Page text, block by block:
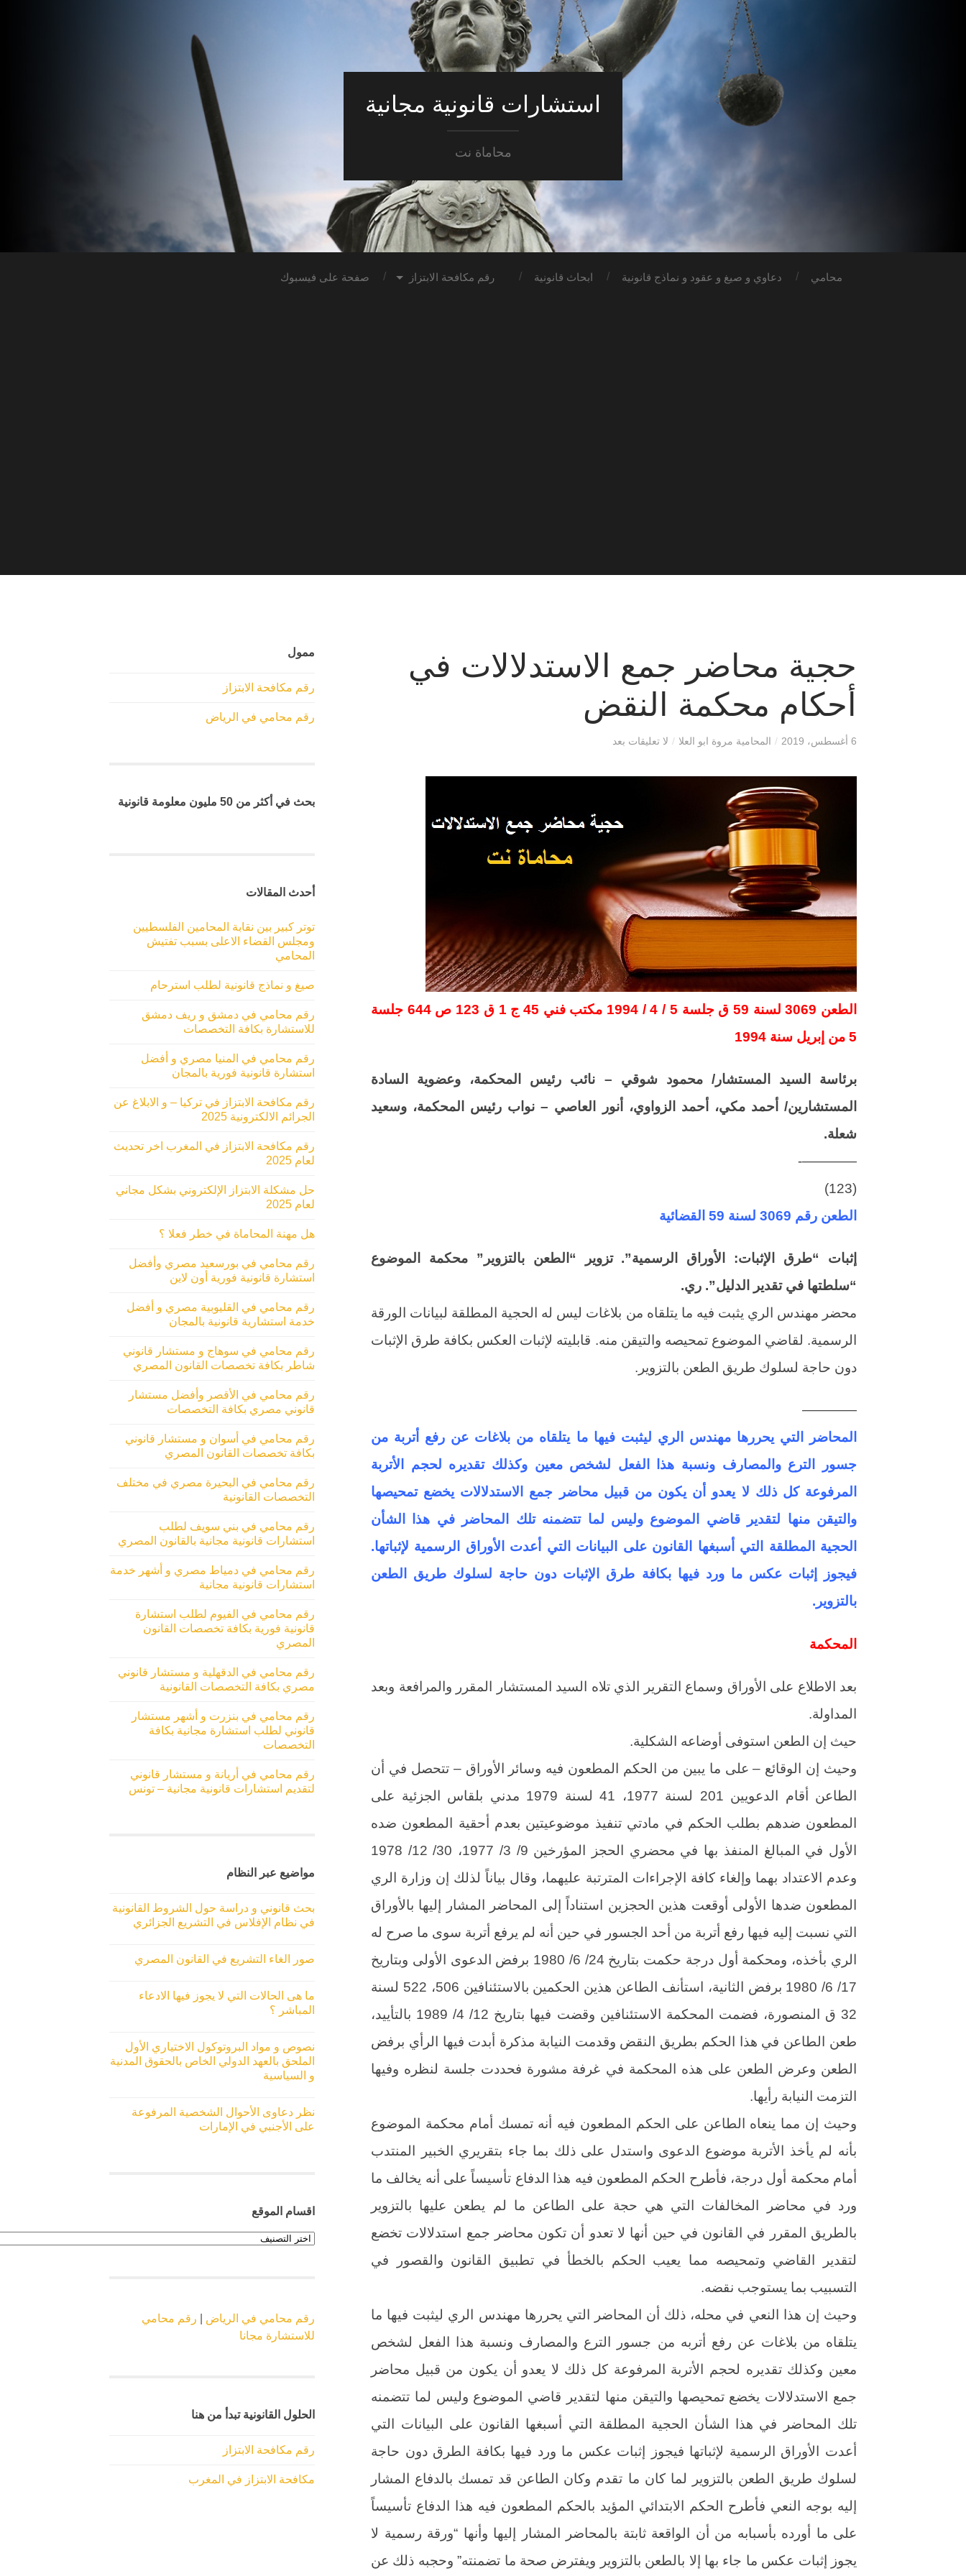
استشارات قانونية مجانية
محاماة نت
محامي دعاوي و صيغ و عقود و نماذج قانونية ابحاث قانونية رقم مكافحة الابتزاز صفحة على فيسبوك
حجية محاضر جمع الاستدلالات في
أحكام محكمة النقض
6 أغسطس، 2019 / المحامية مروة ابو العلا / لا تعليقات بعد
الطعن 3069 لسنة 59 ق جلسة 5 / 4 / 1994 مكتب فني 45 ج 1 ق 123 ص 644 جلسة
5 من إبريل سنة 1994
برئاسة السيد المستشار/ محمود شوقي – نائب رئيس المحكمة، وعضوية السادة
المستشارين/ أحمد مكي، أحمد الزواوي، أنور العاصي – نواب رئيس المحكمة، وسعيد
شعلة.
————-
(123)
الطعن رقم 3069 لسنة 59 القضائية
إثبات “طرق الإثبات: الأوراق الرسمية”. تزوير “الطعن بالتزوير” محكمة الموضوع
“سلطتها في تقدير الدليل”. ري.
محضر مهندس الري يثبت فيه ما يتلقاه من بلاغات ليس له الحجية المطلقة لبيانات الورقة
الرسمية. لقاضي الموضوع تمحيصه والتيقن منه. قابليته لإثبات العكس بكافة طرق الإثبات
دون حاجة لسلوك طريق الطعن بالتزوير.
————
المحاضر التي يحررها مهندس الري ليثبت فيها ما يتلقاه من بلاغات عن رفع أتربة من
جسور الترع والمصارف ونسبة هذا الفعل لشخص معين وكذلك تقديره لحجم الأتربة
المرفوعة كل ذلك لا يعدو أن يكون من قبيل محاضر جمع الاستدلالات يخضع تمحيصها
والتيقن منها لتقدير قاضي الموضوع وليس لما تتضمنه تلك المحاضر في هذا الشأن
الحجية المطلقة التي أسبغها القانون على البيانات التي أعدت الأوراق الرسمية لإثباتها.
فيجوز إثبات عكس ما ورد فيها بكافة طرق الإثبات دون حاجة لسلوك طريق الطعن
بالتزوير.
المحكمة
بعد الاطلاع على الأوراق وسماع التقرير الذي تلاه السيد المستشار المقرر والمرافعة وبعد
المداولة.
حيث إن الطعن استوفى أوضاعه الشكلية.
وحيث إن الوقائع – على ما يبين من الحكم المطعون فيه وسائر الأوراق – تتحصل في أن
الطاعن أقام الدعويين 201 لسنة 1977، 41 لسنة 1979 مدني بلقاس الجزئية على
المطعون ضدهم بطلب الحكم في مادتي تنفيذ موضوعيتين بعدم أحقية المطعون ضده
الأول في المبالغ المنفذ بها في محضري الحجز المؤرخين 9/ 3/ 1977، 30/ 12/ 1978
وعدم الاعتداد بهما وإلغاء كافة الإجراءات المترتبة عليهما، وقال بياناً لذلك إن وزارة الري
المطعون ضدها الأولى أوقعت هذين الحجزين استناداً إلى المحاضر المشار إليها بالأوراق
التي نسبت إليه فيها رفع أتربة من أحد الجسور في حين أنه لم يرفع أتربة سوى ما صرح له
الري بأخذه، ومحكمة أول درجة حكمت بتاريخ 24/ 6/ 1980 برفض الدعوى الأولى وبتاريخ
17/ 6/ 1980 برفض الثانية، استأنف الطاعن هذين الحكمين بالاستئنافين 506، 522 لسنة
32 ق المنصورة، فضمت المحكمة الاستئنافين وقضت فيها بتاريخ 12/ 4/ 1989 بالتأييد،
طعن الطاعن في هذا الحكم بطريق النقض وقدمت النيابة مذكرة أبدت فيها الرأي برفض
الطعن وعرض الطعن على هذه المحكمة في غرفة مشورة فحددت جلسة لنظره وفيها
التزمت النيابة رأيها.
وحيث إن مما ينعاه الطاعن على الحكم المطعون فيه أنه تمسك أمام محكمة الموضوع
بأنه لم يأخذ الأتربة موضوع الدعوى واستدل على ذلك بما جاء بتقريري الخبير المنتدب
أمام محكمة أول درجة، فأطرح الحكم المطعون فيه هذا الدفاع تأسيساً على أنه يخالف ما
ورد في محاضر المخالفات التي هي حجة على الطاعن ما لم يطعن عليها بالتزوير
بالطريق المقرر في القانون في حين أنها لا تعدو أن تكون محاضر جمع استدلالات تخضع
لتقدير القاضي وتمحيصه مما يعيب الحكم بالخطأ في تطبيق القانون والقصور في
التسبيب بما يستوجب نقضه.
وحيث إن هذا النعي في محله، ذلك أن المحاضر التي يحررها مهندس الري ليثبت فيها ما
يتلقاه من بلاغات عن رفع أتربه من جسور الترع والمصارف ونسبة هذا الفعل لشخص
معين وكذلك تقديره لحجم الأتربة المرفوعة كل ذلك لا يعدو أن يكون من قبيل محاضر
جمع الاستدلالات يخضع تمحيصها والتيقن منها لتقدير قاضي الموضوع وليس لما تتضمنه
تلك المحاضر في هذا الشأن الحجية المطلقة التي أسبغها القانون على البيانات التي
أعدت الأوراق الرسمية لإثباتها فيجوز إثبات عكس ما ورد فيها بكافة الطرق دون حاجة
لسلوك طريق الطعن بالتزوير لما كان ما تقدم وكان الطاعن قد تمسك بالدفاع المشار
إليه بوجه النعي فأطرح الحكم الابتدائي المؤيد بالحكم المطعون فيه هذا الدفاع تأسيساً
على ما أورده بأسبابه من أن الواقعة ثابتة بالمحاضر المشار إليها وأنها “ورقة رسمية لا
يجوز إثبات عكس ما جاء بها إلا بالطعن بالتزوير ويفترض صحة ما تضمنته” وحجبه ذلك عن
ممول
رقم مكافحة الابتزاز
رقم محامي في الرياض
بحث في أكثر من 50 مليون معلومة قانونية
أحدث المقالات
توتر كبير بين نقابة المحامين الفلسطيين
ومجلس القضاء الاعلى بسبب تفتيش
المحامي
صيغ و نماذج قانونية لطلب استرحام
رقم محامي في دمشق و ريف دمشق
للاستشارة بكافة التخصصات
رقم محامي في المنيا مصري و أفضل
استشارة قانونية فورية بالمجان
رقم مكافحة الابتزاز في تركيا – و الابلاغ عن
الجرائم الالكترونية 2025
رقم مكافحة الابتزاز في المغرب اخر تحديث
لعام 2025
حل مشكلة الابتزاز الإلكتروني بشكل مجاني
لعام 2025
هل مهنة المحاماة في خطر فعلا ؟
رقم محامي في بورسعيد مصري وأفضل
استشارة قانونية فورية أون لاين
رقم محامي في القليوبية مصري و أفضل
خدمة استشارية قانونية بالمجان
رقم محامي في سوهاج و مستشار قانوني
شاطر بكافة تخصصات القانون المصري
رقم محامي في الأقصر وأفضل مستشار
قانوني مصري بكافة التخصصات
رقم محامي في أسوان و مستشار قانوني
بكافة تخصصات القانون المصري
رقم محامي في البحيرة مصري في مختلف
التخصصات القانونية
رقم محامي في بني سويف لطلب
استشارات قانونية مجانية بالقانون المصري
رقم محامي في دمياط مصري و أشهر خدمة
استشارات قانونية مجانية
رقم محامي في الفيوم لطلب استشارة
قانونية فورية بكافة تخصصات القانون
المصري
رقم محامي في الدقهلية و مستشار قانوني
مصري بكافة التخصصات القانونية
رقم محامي في بنزرت و أشهر مستشار
قانوني لطلب استشارة مجانية بكافة
التخصصات
رقم محامي في أريانة و مستشار قانوني
لتقديم استشارات قانونية مجانية – تونس
مواضيع عبر النظام
بحث قانوني و دراسة حول الشروط القانونية
في نظام الإفلاس في التشريع الجزائري
صور الغاء التشريع في القانون المصري
ما هى الحالات التي لا يجوز فيها الادعاء
المباشر ؟
نصوص و مواد البروتوكول الاختياري الأول
الملحق بالعهد الدولي الخاص بالحقوق المدنية
و السياسية
نظر دعاوى الأحوال الشخصية المرفوعة
على الأجنبي في الإمارات
اقسام الموقع
اقسام
الموقع
رقم محامي في الرياض
رقم محامي
للاستشارة مجانا
الحلول القانونية تبدأ من هنا
رقم مكافحة الابتزاز
مكافحة الابتزاز في المغرب